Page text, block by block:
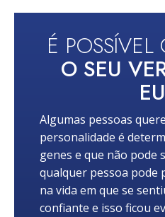
É
O SEU
Algumas pessoas
personalidade é
genes e que não pode
qualquer pessoa pode
na vida em que se
confiante e isso ficou